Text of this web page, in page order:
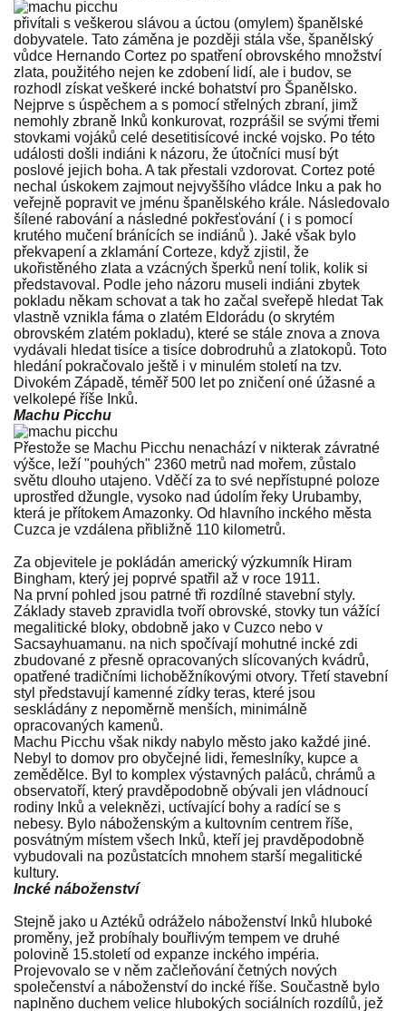
přivítali s veškerou slávou a úctou (omylem) španělské
dobyvatele. Tato záměna je později stála vše, španělský
vůdce Hernando Cortez po spatření obrovského množství
zlata, použitého nejen ke zdobení lidí, ale i budov, se
rozhodl získat veškeré incké bohatství pro Španělsko.
Nejprve s úspěchem a s pomocí střelných zbraní, jimž
nemohly zbraně Inků konkurovat, rozprášil se svými třemi
stovkami vojáků celé desetitisícové incké vojsko. Po této
události došli indiáni k názoru, že útočníci musí být
poslové jejich boha. A tak přestali vzdorovat. Cortez poté
nechal úskokem zajmout nejvyššího vládce Inku a pak ho
veřejně popravit ve jménu španělského krále. Následovalo
šílené rabování a následné pokřesťování ( i s pomocí
krutého mučení bránících se indiánů ). Jaké však bylo
překvapení a zklamání Corteze, když zjistil, že
ukořistěného zlata a vzácných šperků není tolik, kolik si
představoval. Podle jeho názoru museli indiáni zbytek
pokladu někam schovat a tak ho začal sveřepě hledat Tak
vlastně vznikla fáma o zlatém Eldorádu (o skrytém
obrovském zlatém pokladu), které se stále znova a znova
vydávali hledat tisíce a tisíce dobrodruhů a zlatokopů. Toto
hledání pokračovalo ještě i v minulém století na tzv.
Divokém Západě, téměř 500 let po zničení oné úžasné a
velkolepé říše Inků.
Machu Picchu
Přestože se Machu Picchu nenachází v nikterak závratné
výšce, leží "pouhých" 2360 metrů nad mořem, zůstalo
světu dlouho utajeno. Vděčí za to své nepřístupné poloze
uprostřed džungle, vysoko nad údolím řeky Urubamby,
která je přítokem Amazonky. Od hlavního inckého města
Cuzca je vzdálena přibližně 110 kilometrů.
Za objevitele je pokládán americký výzkumník Hiram
Bingham, který jej poprvé spatřil až v roce 1911.
Na první pohled jsou patrné tři rozdílné stavební styly.
Základy staveb zpravidla tvoří obrovské, stovky tun vážící
megalitické bloky, obdobně jako v Cuzco nebo v
Sacsayhuamanu. na nich spočívají mohutné incké zdi
zbudované z přesně opracovaných slícovaných kvádrů,
opatřené tradičními lichoběžníkovými otvory. Třetí stavební
styl představují kamenné zídky teras, které jsou
seskládány z nepoměrně menších, minimálně
opracovaných kamenů.
Machu Picchu však nikdy nabylo město jako každé jiné.
Nebyl to domov pro obyčejné lidi, řemeslníky, kupce a
zemědělce. Byl to komplex výstavných paláců, chrámů a
observatoří, který pravděpodobně obývali jen vládnoucí
rodiny Inků a veleknězi, uctívající bohy a radící se s
nebesy. Bylo náboženským a kultovním centrem říše,
posvátným místem všech Inků, kteří jej pravděpodobně
vybudovali na pozůstatcích mnohem starší megalitické
kultury.
Incké náboženství
Stejně jako u Aztéků odráželo náboženství Inků hluboké
proměny, jež probíhaly bouřlivým tempem ve druhé
polovině 15.století od expanze inckého impéria.
Projevovalo se v něm začleňování četných nových
společenství a náboženství do incké říše. Součastně bylo
naplněno duchem velice hlubokých sociálních rozdílů, jež